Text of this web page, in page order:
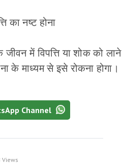
का नष्ट होना
में विपत्ति या शोक को
के माध्यम से इसे रोकना होगा।
Channel
Views